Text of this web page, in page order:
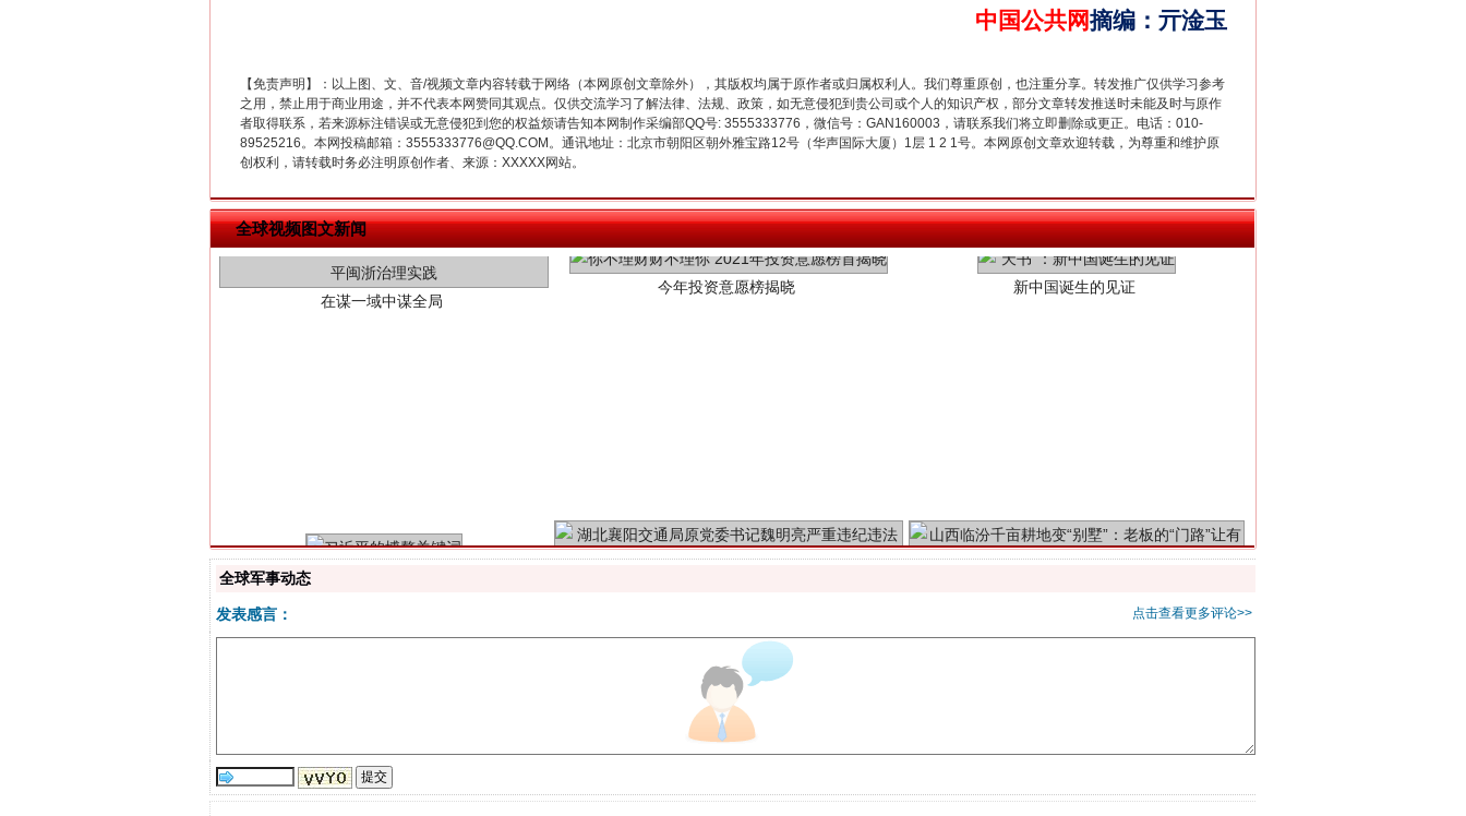
中国公共网摘编 ： 亓淦玉
【免责声明】：以上图、文、音/视频文章内容转载于网络（本网原创文章除外），其版权均属于原作者或归属权利人。我们尊重原创，也注重分享。转发推广仅供学习参考
之用，禁止用于商业用途，并不代表本网赞同其观点。仅供交流学习了解法律、法规、政策，如无意侵犯到贵公司或个人的知识产权，部分文章转发推送时未能及时与原作
者取得联系，若来源标注错误或无意侵犯到您的权益烦请告知本网制作采编部QQ号: 3555333776，微信号：GAN160003，请联系我们将立即删除或更正。电话：010-
89525216。本网投稿邮箱：3555333776@QQ.COM。通讯地址：北京市朝阳区朝外雅宝路12号（华声国际大厦）1层 1 2 1号。本网原创文章欢迎转载，为尊重和维护原
创权利，请转载时务必注明原创作者、来源：XXXXX网站。
全球视频图文新闻
在谋一域中谋全局
“刷贴”乱象丛生
全球军事动态
点击查看更多评论>>
发表感言：